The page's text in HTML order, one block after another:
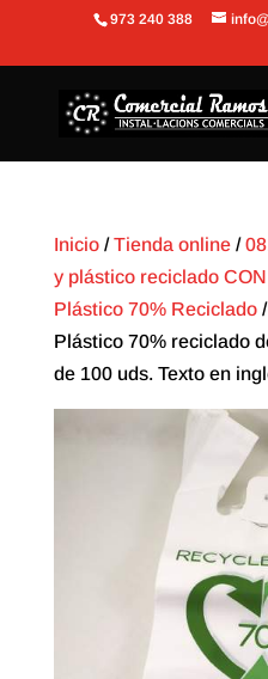
Abrir barra de herramientas
973 240 388
Inicio/Tienda online/
y plástico reciclado
Plástico 70% Reciclado/
Plástico 70% reciclado
de 100 uds. Texto en